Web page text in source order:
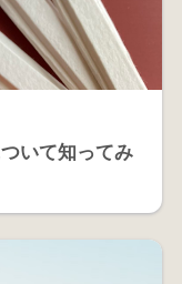
いて知ってみ